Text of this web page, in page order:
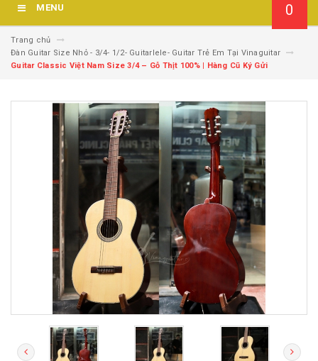
MENU 0
Trang chủ
Đàn Guitar Size Nhỏ - 3/4- 1/2- Guitarlele- Guitar Trẻ Em Tại Vinaguitar
Guitar Classic Việt Nam Size 3/4 – Gỗ Thịt 100% | Hàng Cũ Ký Gửi